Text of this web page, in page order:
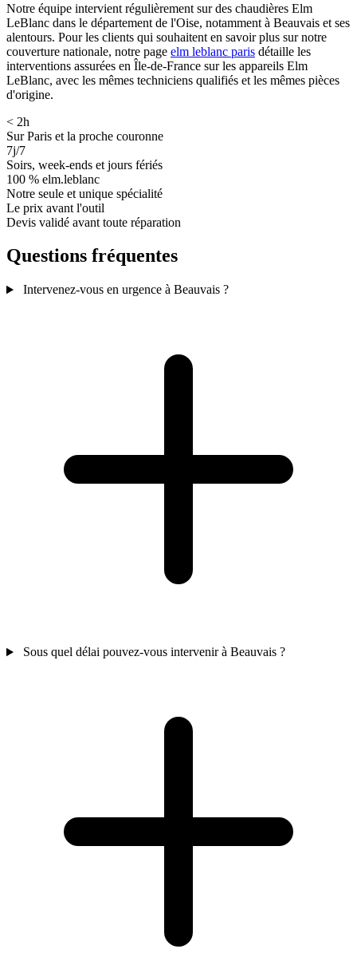
Notre équipe intervient régulièrement sur des chaudières Elm
LeBlanc dans le département de l'Oise, notamment à Beauvais et ses
alentours. Pour les clients qui souhaitent en savoir plus sur notre
couverture nationale, notre page elm leblanc paris détaille les
interventions assurées en Île-de-France sur les appareils Elm
LeBlanc, avec les mêmes techniciens qualifiés et les mêmes pièces
d'origine.
< 2h
Sur Paris et la proche couronne
7j/7
Soirs, week-ends et jours fériés
100 % elm.leblanc
Notre seule et unique spécialité
Le prix avant l'outil
Devis validé avant toute réparation
Questions fréquentes
Intervenez-vous en urgence à Beauvais ?
Sous quel délai pouvez-vous intervenir à Beauvais ?